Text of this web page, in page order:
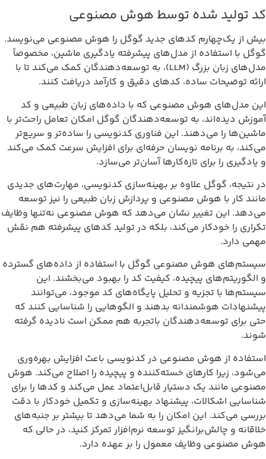
تولید شده توسط هوش مصنوعی
از یک‌چهارم کدهای جدید گوگل را هوش مصنوعی می‌نویسد.
با استفاده از مدل‌های پیشرفته یادگیری ماشین، مخصوصاً
مدل‌های زبان بزرگ (LLM)، به توسعه‌دهندگان کمک می‌کند تا با
توضیحات ساده، کدهای دقیق و کارآمد دریافت کنند.
مدل‌های هوش مصنوعی که با داده‌های زبان طبیعی و کد
دیده‌اند، به توسعه‌دهندگان گوگل امکان تعامل راحت‌تر با
را می‌دهند. این فناوری کدنویسی را ساده‌تر و سریع‌تر
به برنامه‌ نویسان حرفه‌ای برای افزایش سرعت کمک می‌کند
یادگیری را برای تازه‌کارها آسان‌تر می‌سازد.
نتیجه، گوگل علاوه بر بهینه‌سازی کدنویسی، مهارت‌های جدیدی
کار با هوش مصنوعی و پردازش زبان طبیعی را نیز توسعه
این تغییر نشان می‌دهد که هوش مصنوعی نه‌تنها وظایف
را خودکار می‌کند، بلکه در تولید کدهای پیشرفته هم نقش
دارد.
هوش مصنوعی گوگل با استفاده از داده‌های گسترده
الگوریتم‌های پیچیده، کیفیت کد را بهبود می‌بخشند. این
با تجزیه و تحلیل پایگاه‌های کد موجود، می‌توانند
هوشمندانه بدهند و الگوهایی را شناسایی کنند که
برای توسعه‌دهندگان باتجربه هم ممکن است نادیده گرفته
از هوش مصنوعی در کدنویسی باعث افزایش بهره‌وری
زیرا کارهای خسته‌کننده و پیچیده را اصلاح می‌کند. هوش
مانند یک دستیار قابل‌اعتماد عمل می‌کند و کدها را برای
اشکالات، پیشنهاد بهینه‌سازی و تکمیل خودکار با دقت
می‌کند. این امکان را به شما می‌دهد تا بیشتر بر جنبه‌های
و چالش‌برانگیز توسعه نرم‌افزار تمرکز کنید، در حالی که
مصنوعی وظایف معمول را بر عهده دارد.